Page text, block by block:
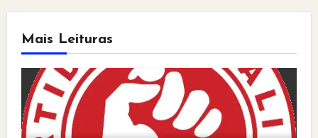
Mais Leituras